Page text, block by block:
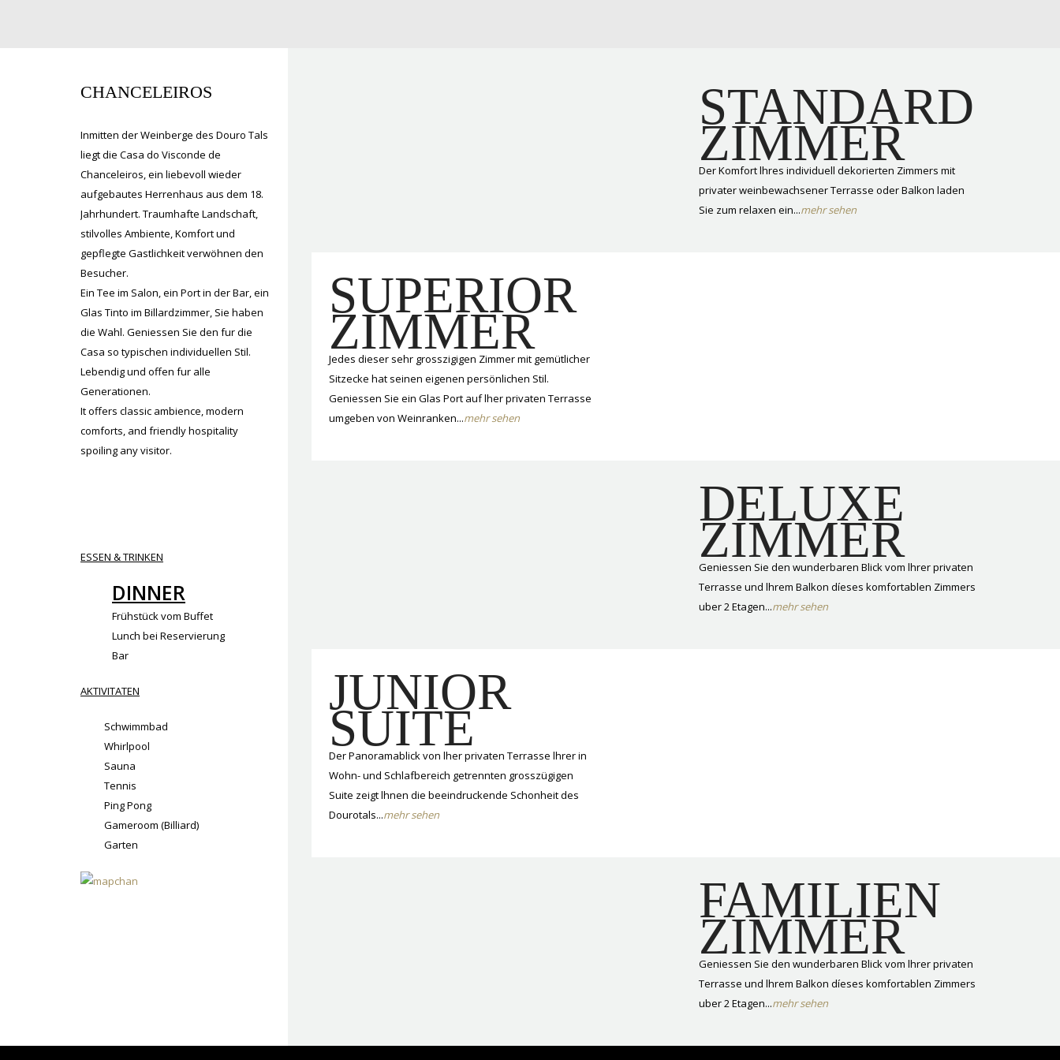
CHANCELEIROS
Inmitten der Weinberge des Douro Tals
liegt die Casa do Visconde de
Chanceleiros, ein liebevoll wieder
aufgebautes Herrenhaus aus dem 18.
Jahrhundert. Traumhafte Landschaft,
stilvolles Ambiente, Komfort und
gepflegte Gastlichkeit verwöhnen den
Besucher.
Ein Tee im Salon, ein Port in der Bar, ein
Glas Tinto im Billardzimmer, Sie haben
die Wahl. Geniessen Sie den fur die
Casa so typischen individuellen Stil.
Lebendig und offen fur alle
Generationen.
It offers classic ambience, modern
comforts, and friendly hospitality
spoiling any visitor.
ESSEN & TRINKEN
DINNER
Frühstück vom Buffet
Lunch bei Reservierung
Bar
AKTIVITATEN
Schwimmbad
Whirlpool
Sauna
Tennis
Ping Pong
Gameroom (Billiard)
Garten
STANDARD
ZIMMER
Der Komfort lhres individuell dekorierten Zimmers mit
privater weinbewachsener Terrasse oder Balkon laden
Sie zum relaxen ein...mehr sehen
SUPERIOR
ZIMMER
Jedes dieser sehr grosszigigen Zimmer mit gemütlicher
Sitzecke hat seinen eigenen persönlichen Stil.
Geniessen Sie ein Glas Port auf lher privaten Terrasse
umgeben von Weinranken...mehr sehen
DELUXE
ZIMMER
Geniessen Sie den wunderbaren Blick vom lhrer privaten
Terrasse und lhrem Balkon díeses komfortablen Zimmers
uber 2 Etagen...mehr sehen
JUNIOR
SUITE
Der Panoramablick von lher privaten Terrasse lhrer in
Wohn- und Schlafbereich getrennten grosszügigen
Suite zeigt lhnen die beeindruckende Schonheit des
Dourotals...mehr sehen
FAMILIEN
ZIMMER
Geniessen Sie den wunderbaren Blick vom lhrer privaten
Terrasse und lhrem Balkon díeses komfortablen Zimmers
uber 2 Etagen...mehr sehen